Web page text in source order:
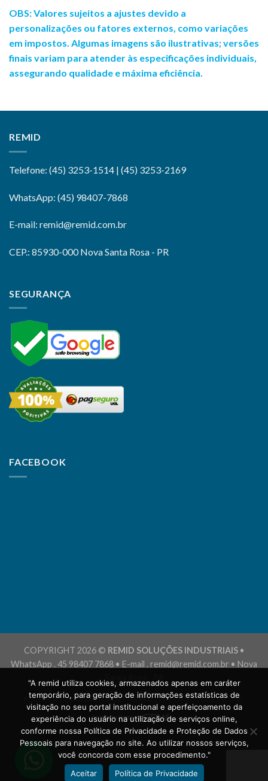
OBS: Valores sujeitos a ajustes devido a
personalizações ou fatores externos, como variações
em impostos. Algumas imagens são ilustrativas; versões
finais variam para atender às especificações individuais,
assegurando qualidade e máxima eficiência.
REMID
Telefone: (45) 3253-1514 | (45) 3253-2169
WhatsApp: (45) 98407-7868
E-mail: remid@remid.com.br
CEP.: 85930-000 Nova Santa Rosa - PR
SEGURANÇA
FACEBOOK
COPYRIGHT 2026 © REMID SOLUÇÕES INDUSTRIAIS•
WhatsApp . 45 98407 7868 • E-mail . remid@remid.com.br • Nova
Santa Rosa . PR
POLÍTICA DE PRIVACIDADE TERMOS E CONDIÇÕES DE USO
"A remid utiliza cookies, armazenados apenas em caráter
temporário, para geração de informações estatísticas de
visitação no seu portal institucional e aperfeiçoamento da
experiência do usuário na utilização de serviços online,
conforme nossa Política de Privacidade e Proteção de Dados
Pessoais para navegação no site. Ao utilizar nossos serviços,
você concorda com esse procedimento."
Aceitar
Política de Privacidade